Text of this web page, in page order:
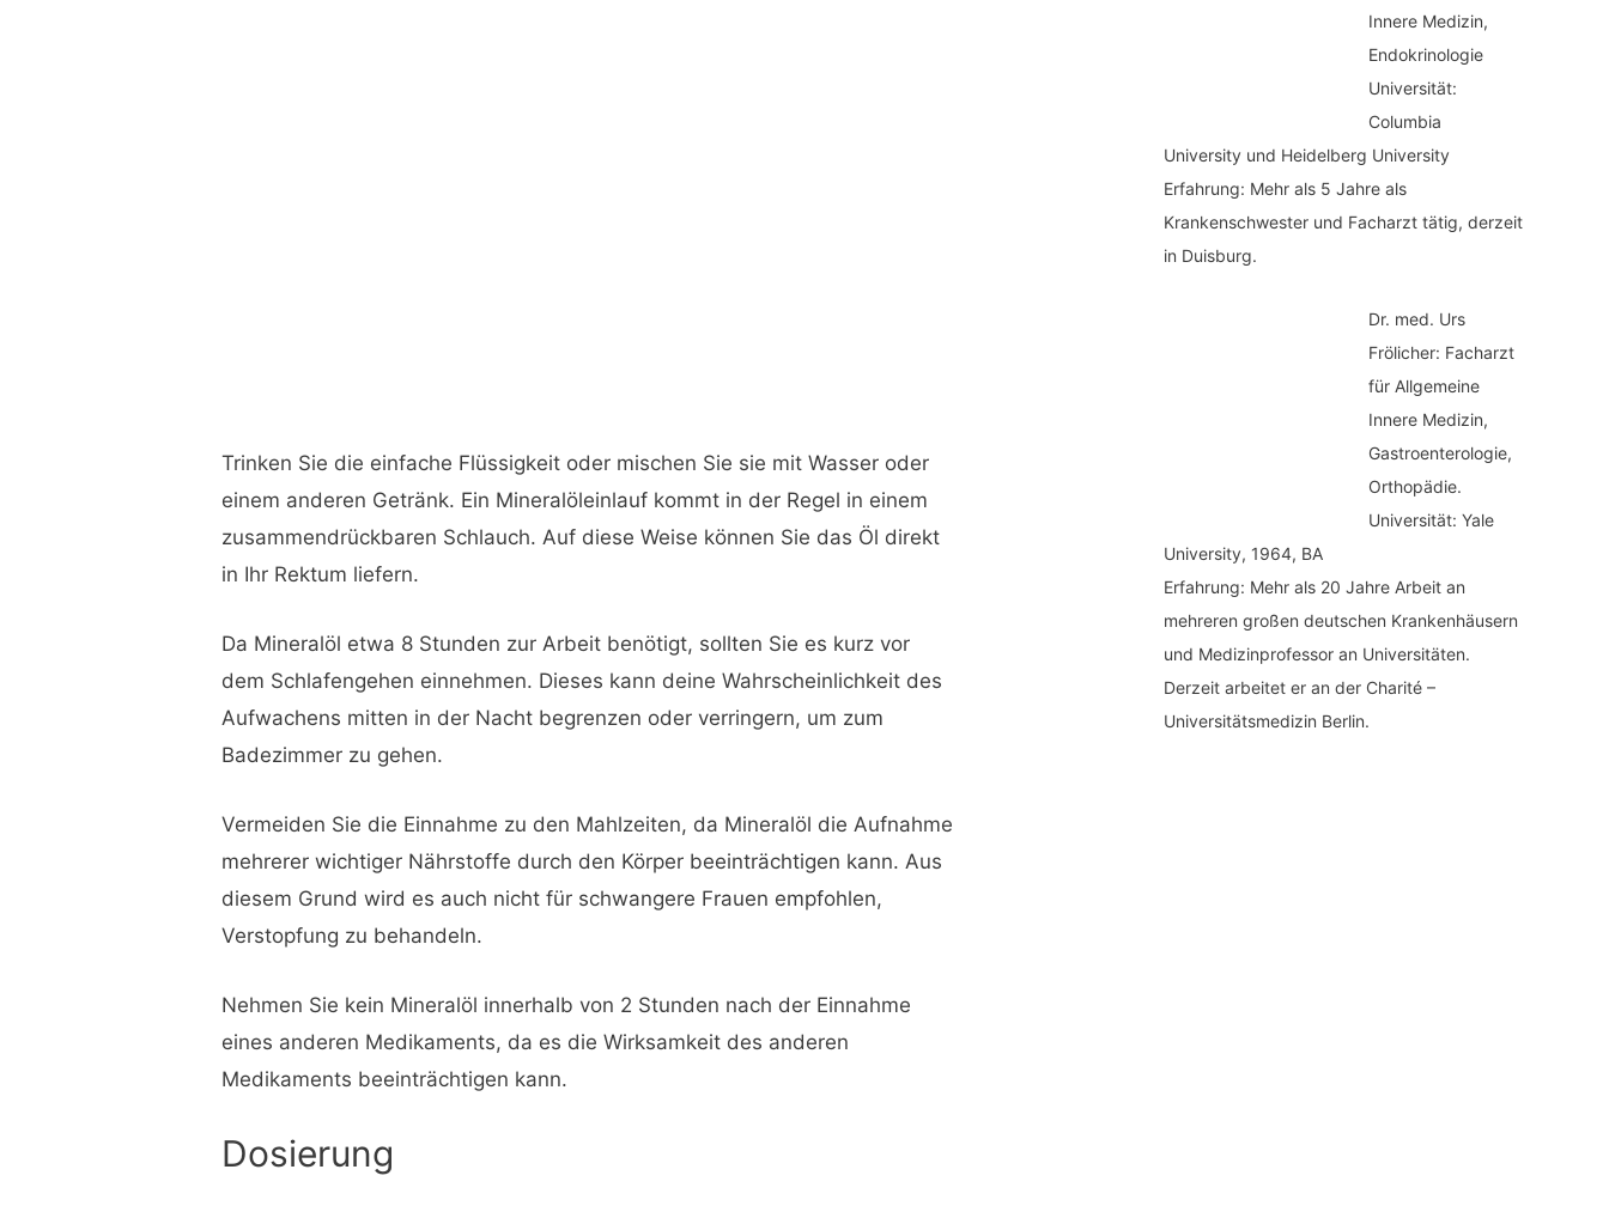
Trinken Sie die einfache Flüssigkeit oder mischen Sie sie mit Wasser oder
einem anderen Getränk. Ein Mineralöleinlauf kommt in der Regel in einem
zusammendrückbaren Schlauch. Auf diese Weise können Sie das Öl direkt
in Ihr Rektum liefern.
Da Mineralöl etwa 8 Stunden zur Arbeit benötigt, sollten Sie es kurz vor
dem Schlafengehen einnehmen. Dieses kann deine Wahrscheinlichkeit des
Aufwachens mitten in der Nacht begrenzen oder verringern, um zum
Badezimmer zu gehen.
Vermeiden Sie die Einnahme zu den Mahlzeiten, da Mineralöl die Aufnahme
mehrerer wichtiger Nährstoffe durch den Körper beeinträchtigen kann. Aus
diesem Grund wird es auch nicht für schwangere Frauen empfohlen,
Verstopfung zu behandeln.
Nehmen Sie kein Mineralöl innerhalb von 2 Stunden nach der Einnahme
eines anderen Medikaments, da es die Wirksamkeit des anderen
Medikaments beeinträchtigen kann.
Dosierung
Innere Medizin,
Endokrinologie
Universität:
Columbia
University und Heidelberg University
Erfahrung: Mehr als 5 Jahre als
Krankenschwester und Facharzt tätig, derzeit
in Duisburg.
Dr. med. Urs
Frölicher: Facharzt
für Allgemeine
Innere Medizin,
Gastroenterologie,
Orthopädie.
Universität: Yale
University, 1964, BA
Erfahrung: Mehr als 20 Jahre Arbeit an
mehreren großen deutschen Krankenhäusern
und Medizinprofessor an Universitäten.
Derzeit arbeitet er an der Charité –
Universitätsmedizin Berlin.